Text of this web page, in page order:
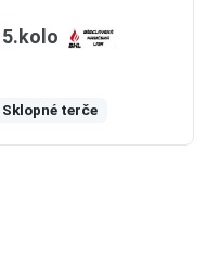
5.kolo
Sklopné terče